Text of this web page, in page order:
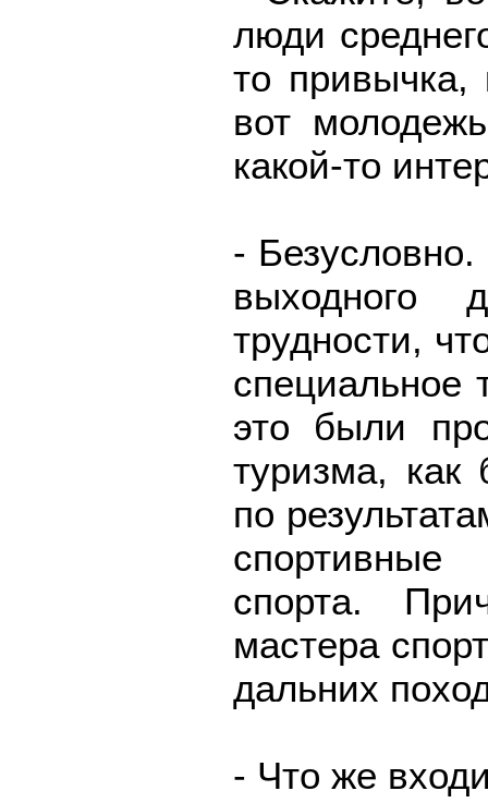
люди
то привычка,
вот
какой-то
-
выходного
трудности,
специальное
это были
туризма, как
по
спорта.
мастера
дальних
- Что же